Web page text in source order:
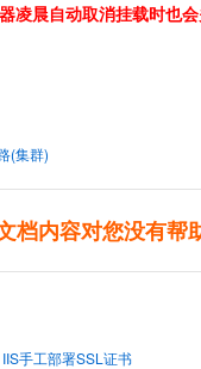
凌晨自动取消挂载时也
(集群)
档内容对您没有帮
手工部署SSL证书